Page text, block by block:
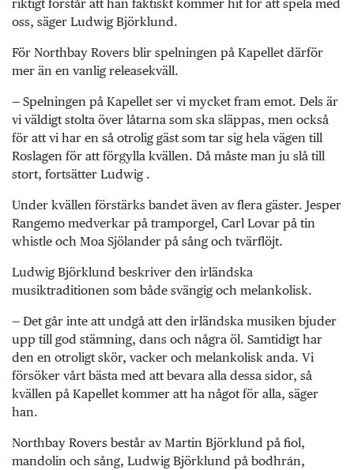
riktigt förstår att han faktiskt kommer hit för att spela med
oss, säger Ludwig Björklund.
För Northbay Rovers blir spelningen på Kapellet därför
mer än en vanlig releasekväll.
— Spelningen på Kapellet ser vi mycket fram emot. Dels är
vi väldigt stolta över låtarna som ska släppas, men också
för att vi har en så otrolig gäst som tar sig hela vägen till
Roslagen för att förgylla kvällen. Då måste man ju slå till
stort, fortsätter Ludwig .
Under kvällen förstärks bandet även av flera gäster. Jesper
Rangemo medverkar på tramporgel, Carl Lovar på tin
whistle och Moa Sjölander på sång och tvärflöjt.
Ludwig Björklund beskriver den irländska
musiktraditionen som både svängig och melankolisk.
— Det går inte att undgå att den irländska musiken bjuder
upp till god stämning, dans och några öl. Samtidigt har
den en otroligt skör, vacker och melankolisk anda. Vi
försöker vårt bästa med att bevara alla dessa sidor, så
kvällen på Kapellet kommer att ha något för alla, säger
han.
Northbay Rovers består av Martin Björklund på fiol,
mandolin och sång, Ludwig Björklund på bodhrán,